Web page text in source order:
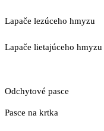
Lapače lezúceho hmyzu
Lapače lietajúceho hmyzu
Odchytové pasce
Pasce na krtka